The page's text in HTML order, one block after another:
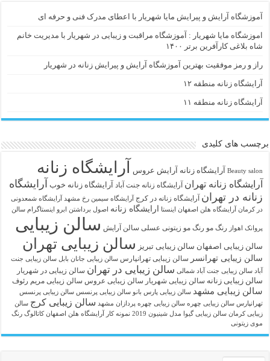
آموزشگاه آرایش و پیرایش مایا شهریار با اعطای مدرک فنی و حرفه ای
اموزشگاه مایا شهریار : آموزشگاه مراقبت و زیبایی در شهریار با مدیریت خانم
شاه بلاغی کارآفرین برتر ۱۴۰۰
راز و رمز موفقیت بهترین آموزشگاه آرایش و پیرایش زنانه در شهریار
آرایشگاه زنانه منطقه ۱۲
آرایشگاه زنانه منطقه ۱۱
برچسب های کلیدی
Beauty salon آرايشگاه زنانه آرایش عروس آرایشگاه زنانه
آرایشگاه زنانه تهران آرایشگاه زنانه جنت آباد آرایشگاه زنانه خوب آرایشگاه
زنانه در تهران آرایشگاه زنانه در کرج آرایشگاه سیمین رخ مشهد
آرایشگاه شمعدونی
در کرمان آرایشگاه هلن اصفهان اینستا ارایشگاه زنانه اصول برداشتن ابرو اینستاگرام سالن
پروانک اهواز رنگ مو رنگ مو زیتونی عسلی سالن آرایش سالن زیبایی
سالن زیبایی اصفهان سالن زیبایی تبریز سالن زیبایی تهران
سالن زیبایی تهرانسر سالن زیبایی تهرانپارس سالن زیبایی جانان بابل سالن زیبایی جنت
آباد سالن زیبایی جنت آباد شمالی سالن زیبایی در تهران سالن زیبایی در شهریار
سالن زیبایی زنانه سالن زیبایی شهریار سالن زیبایی عروس سالن زیبایی مریم رئوف
سالن زیبایی مشهد سالن زیبایی پارس بانو سالن زیبایی پرنسس سالن زیبایی پرنسس
تهرانپارس سالن زیبایی چهره سالن زیبایی چهره پردازان مشهد سالن زیبایی کرج سالن
زیبایی کرمان سالن زیبایی گیوا مدل شینیون 2019 نمونه کار آرایشگاه هلن اصفهان کاتالوگ رنگ
موی زیتونی